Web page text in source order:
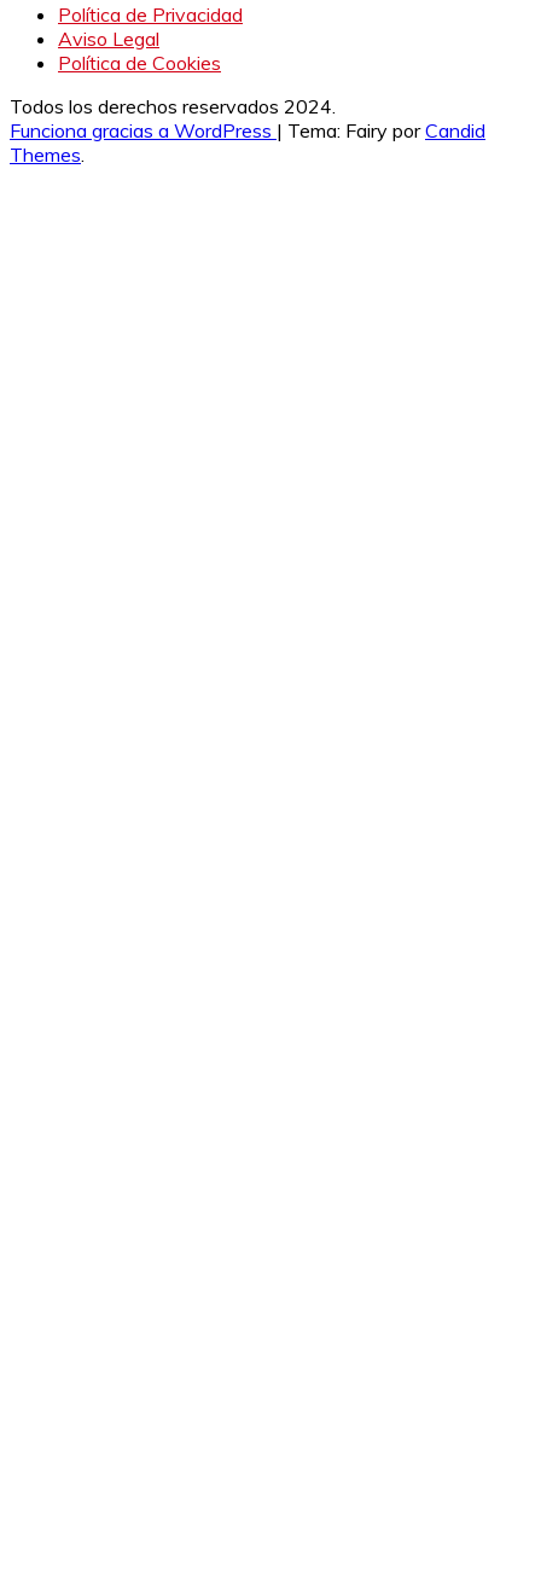
Política de Privacidad
Aviso Legal
Política de Cookies
Todos los derechos reservados 2024.
Funciona gracias a WordPress | Tema: Fairy porCandid
Themes